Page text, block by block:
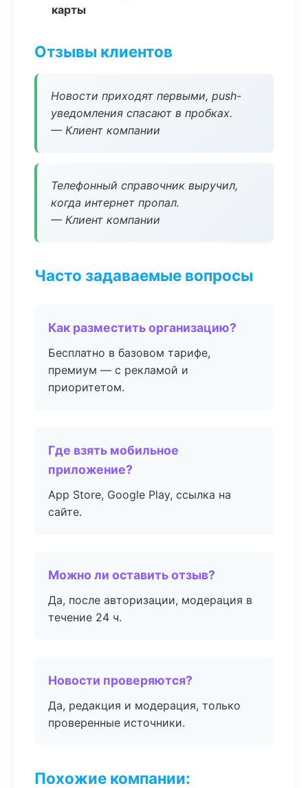
карты
Отзывы клиентов
Новости приходят первыми, push-
уведомления спасают в пробках.
— Клиент компании
Телефонный справочник выручил,
когда интернет пропал.
— Клиент компании
Часто задаваемые вопросы
Как разместить организацию?
Бесплатно в базовом тарифе,
премиум — с рекламой и
приоритетом.
Где взять мобильное
приложение?
App Store, Google Play, ссылка на
сайте.
Можно ли оставить отзыв?
Да, после авторизации, модерация в
течение 24 ч.
Новости проверяются?
Да, редакция и модерация, только
проверенные источники.
Похожие компании: